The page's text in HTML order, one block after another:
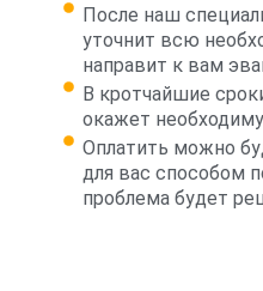
После наш
уточнит всю
направит к вам
В кротчайшие
окажет
Оплатить можно
для вас способом
проблема будет